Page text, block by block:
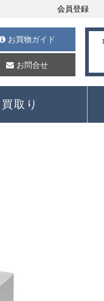
会員登録
お買物ガイド
お問合せ
買取り